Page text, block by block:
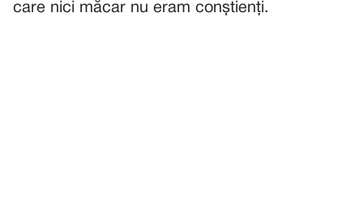
care nici măcar nu eram conștienți.